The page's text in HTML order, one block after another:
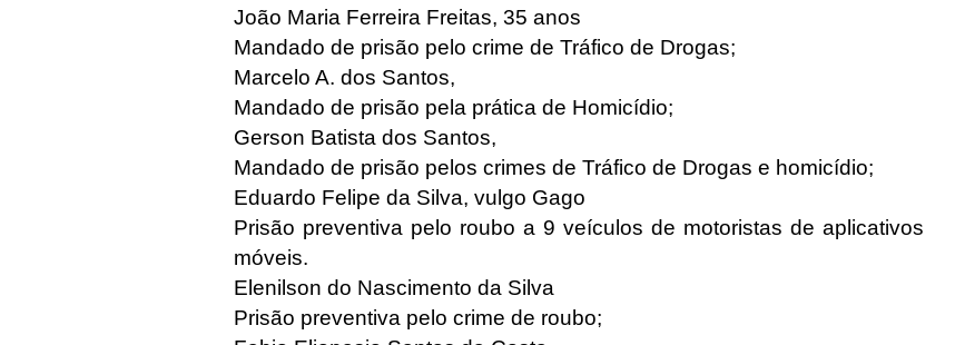
João Maria Ferreira Freitas, 35 anos
Mandado de prisão pelo crime de Tráfico de Drogas;
Marcelo A. dos Santos,
Mandado de prisão pela prática de Homicídio;
Gerson Batista dos Santos,
Mandado de prisão pelos crimes de Tráfico de Drogas e homicídio;
Eduardo Felipe da Silva, vulgo Gago
Prisão preventiva pelo roubo a 9 veículos de motoristas de aplicativos
móveis.
Elenilson do Nascimento da Silva
Prisão preventiva pelo crime de roubo;